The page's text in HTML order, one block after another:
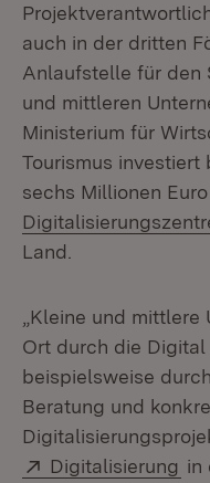
auch in der dritten
Anlaufstelle für den
und mittleren
Ministerium für
Tourismus investiert
sechs Millionen
Land.
„Kleine und
Ort durch die Digital
beispielsweise
Beratung und
Extern:
Digitalisierung in